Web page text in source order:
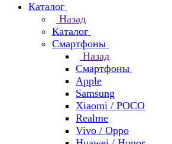
Каталог
Назад
Каталог
Смартфоны
Назад
Смартфоны
Apple
Samsung
Xiaomi / POCO
Realme
Vivo / Oppo